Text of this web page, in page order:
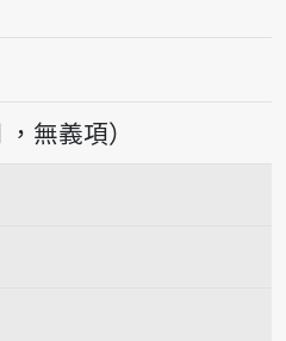
放音讀siông-sik
無義項）